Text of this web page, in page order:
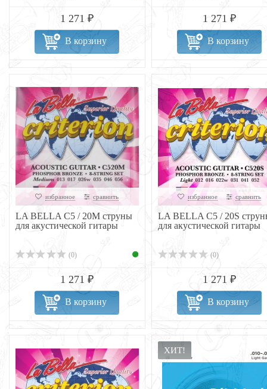
1 271 ₽
В корзину
1 271 ₽
В корзину
избранное сравнить
LA BELLA C5 / 20M струны
для акустической гитары
(0)
1 271 ₽
В корзину
избранное сравнить
LA BELLA C5 / 20S
для акустической гитары
(0)
1 271 ₽
В корзину
ХИТ!